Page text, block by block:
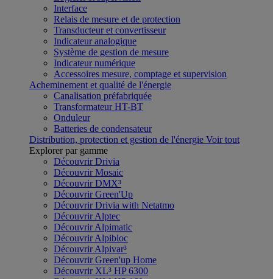
Interface
Relais de mesure et de protection
Transducteur et convertisseur
Indicateur analogique
Système de gestion de mesure
Indicateur numérique
Accessoires mesure, comptage et supervision
Acheminement et qualité de l'énergie
Canalisation préfabriquée
Transformateur HT-BT
Onduleur
Batteries de condensateur
Distribution, protection et gestion de l'énergie Voir tout
Explorer par gamme
Découvrir Drivia
Découvrir Mosaic
Découvrir DMX³
Découvrir Green'Up
Découvrir Drivia with Netatmo
Découvrir Alptec
Découvrir Alpimatic
Découvrir Alpibloc
Découvrir Alpivar³
Découvrir Green'up Home
Découvrir XL³ HP 6300